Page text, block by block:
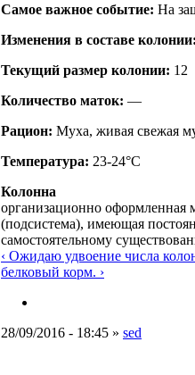
Самое важное событие: На
Изменения в составе
Текущий размер кoлонии: 12
Количество маток: —
Рацион: Муха, живая свежая
Температура: 23-24°C
Колонна
организационно оформленная
(подсистема), имеющая
самостоятельному
‹ Ожидаю удвоение числа
белковый корм. ›
28/09/2016 - 18:45 » sed